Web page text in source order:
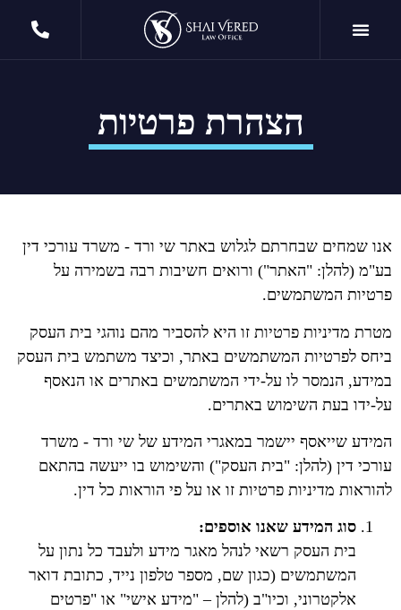
הצהרת פרטיות
אנו שמחים שבחרתם לגלוש באתר שי ורד - משרד עורכי דין
בע"מ (להלן: "האתר") ורואים חשיבות רבה בשמירה על
פרטיות המשתמשים.
מטרת מדיניות פרטיות זו היא להסביר מהם נוהגי בית העסק
ביחס לפרטיות המשתמשים באתר, וכיצד משתמש בית העסק
במידע, הנמסר לו על-ידי המשתמשים באתרים או הנאסף
על-ידו בעת השימוש באתרים.
המידע שייאסף יישמר במאגרי המידע של שי ורד - משרד
עורכי דין (להלן: "בית העסק") והשימוש בו ייעשה בהתאם
להוראות מדיניות פרטיות זו או על פי הוראות כל דין.
סוג המידע שאנו אוספים:
בית העסק רשאי לנהל מאגר מידע ולעבד כל נתון על
המשתמשים (כגון שם, מספר טלפון נייד, כתובת דואר
אלקטרוני, וכיו"ב (להלן – "מידע אישי" או "פרטים